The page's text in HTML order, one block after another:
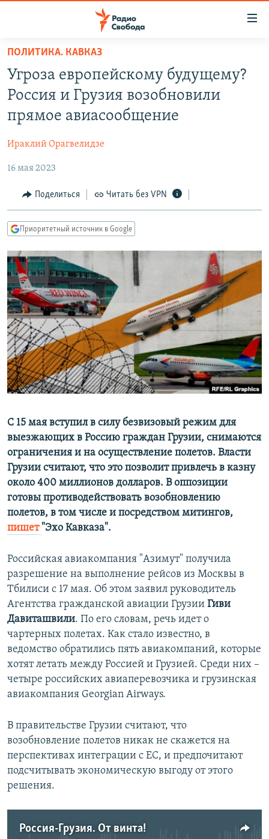
упрощенного
доступа
Вернуться
основному
Вернутся
навигации
Вернутся
поиску
ПОДКАСТЫ
АВТОРСКИЕ ПРОЕКТЫ
МНЕНИЯ
КУЛЬТУРА
IDEL.РЕАЛИИ
СЕВЕР.РЕАЛИИ
СИБИРЬ.РЕАЛИИ
РАСПИСАНИЕ ВЕЩАНИЯ
ПОДПИШИТЕСЬ НА РАССЫЛКУ
СОЦИАЛЬНЫЕ СЕТИ
Все сайты РСЕ/РС
ПОЛИТИКА. КАВКАЗ
Угроза европейскому будущему?
Россия и Грузия возобновили
прямое авиасообщение
Ираклий Орагвелидзе
16 мая 2023
Поделиться Читать без VPN
Приоритетный источник в Google
С 15 мая вступил в силу безвизовый режим для
выезжающих в Россию граждан Грузии, снимаются
ограничения и на осуществление полетов. Власти
Грузии считают, что это позволит привлечь в казну
около 400 миллионов долларов. В оппозиции
готовы противодействовать возобновлению
полетов, в том числе и посредством митингов,
пишет "Эхо Кавказа".
Российская авиакомпания "Азимут" получила
разрешение на выполнение рейсов из Москвы в
Тбилиси с 17 мая. Об этом заявил руководитель
Агентства гражданской авиации Грузии Гиви
Давиташвили. По его словам, речь идет о
чартерных полетах. Как стало известно, в
ведомство обратились пять авиакомпаний, которые
хотят летать между Россией и Грузией. Среди них –
четыре российских авиаперевозчика и грузинская
авиакомпания Georgian Airways.
В правительстве Грузии считают, что
возобновление полетов никак не скажется на
перспективах интеграции с ЕС, и предпочитают
подсчитывать экономическую выгоду от этого
решения.
Россия-Грузия. От винта!